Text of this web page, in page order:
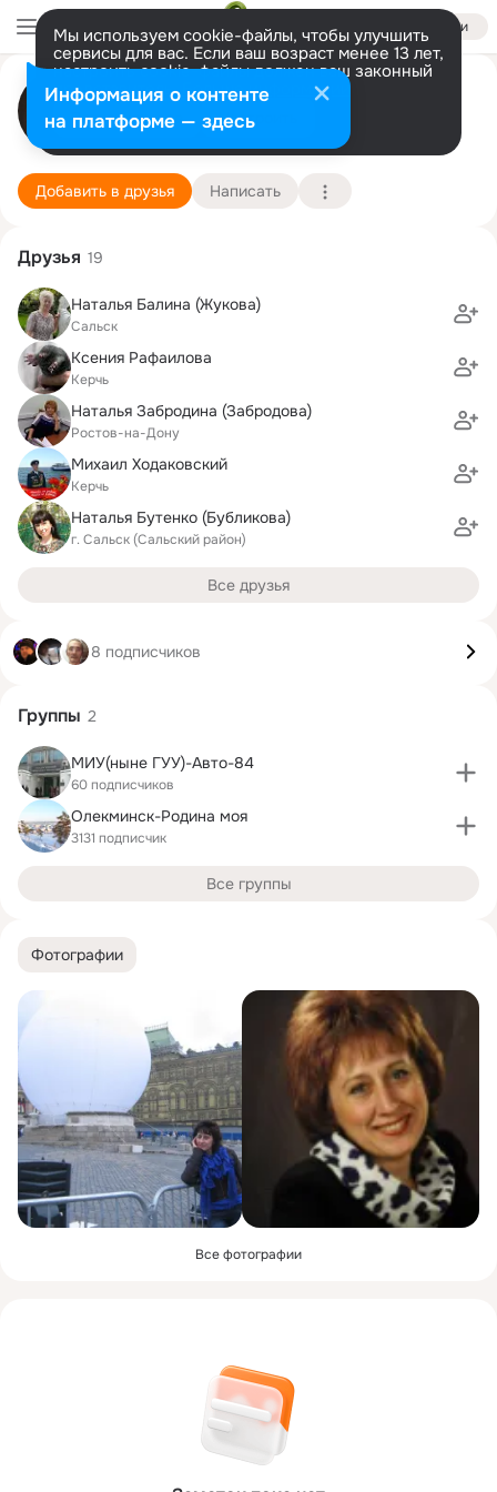
Войти
Мы используем cookie-файлы, чтобы улучшить
сервисы для вас. Если ваш возраст менее 13 лет,
настроить cookie-файлы должен ваш законный
представитель. Больше информации
Разрешить все Настроить
Марина Середа
Москва 5 декабря (65 лет)
Подробнее
Добавить в друзья Написать
Фотографии
Все фотографии
Друзья 19
Наталья Балина (Жукова)
Сальск
Kсения Рафаилова
Керчь
Наталья Забродина (Забродова)
Ростов-на-Дону
Михаил Ходаковский
Керчь
Наталья Бутенко (Бубликова)
г. Сальск (Сальский район)
Все друзья
8 подписчиков
Группы 2
МИУ(ныне ГУУ)-Авто-84
60 подписчиков
Олекминск-Родина моя
3131 подписчик
Все группы
Информация о контенте
на платформе — здесь